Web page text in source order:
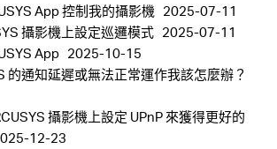
App 控制我的攝影機 2025-07-11
攝影機上設定巡邏模式 2025-07-11
App 2025-10-15
的通知延遲或無法正常運作我該怎麼辦？
攝影機上設定 UPnP 來獲得更好的
12-23